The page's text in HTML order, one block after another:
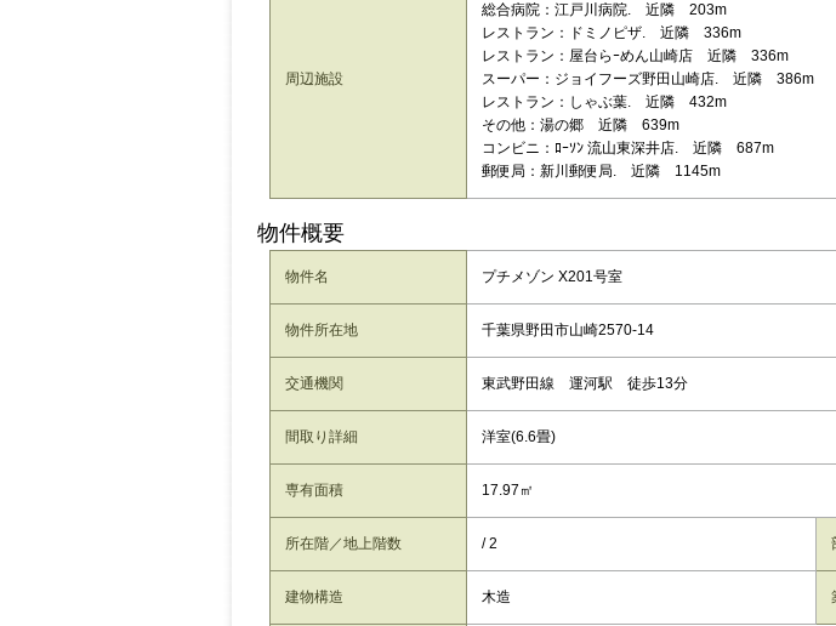
周辺施設
総合病院：江戸川病院. 近隣 203m
レストラン：ドミノピザ. 近隣 336m
レストラン：屋台らｰめん山崎店 近隣 336m
スーパー：ジョイフーズ野田山崎店. 近隣 386m
レストラン：しゃぶ葉. 近隣 432m
その他：湯の郷 近隣 639m
コンビニ：ﾛｰｿﾝ 流山東深井店. 近隣 687m
郵便局：新川郵便局. 近隣 1145m
物件概要
物件名 プチメゾン X201号室
物件所在地 千葉県野田市山崎2570-14
交通機関 東武野田線 運河駅 徒歩13分
間取り詳細 洋室(6.6畳)
専有面積 17.97㎡
所在階／地上階数 / 2
建物構造 木造